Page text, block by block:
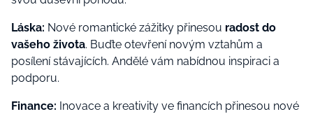
Láska: Nové romantické zážitky přinesou radost do
vašeho života. Buďte otevření novým vztahům a
posílení stávajících. Andělé vám nabídnou inspiraci a
podporu.
Finance: Inovace a kreativity ve financích přinesou nové